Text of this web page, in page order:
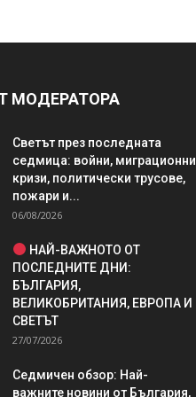
МОДЕРАТОРА
Светът през последната
седмица: войни, миграционни
кризи, политически трусове,
пожари и...
06/08/2026
НАЙ-ВАЖНОТО ОТ
ПОСЛЕДНИТЕ ДНИ:
БЪЛГАРИЯ,
ВЕЛИКОБРИТАНИЯ, ЕВРОПА И
СВЕТЪТ
27/07/2026
Седмичен обзор: Най-
важните новини от България,